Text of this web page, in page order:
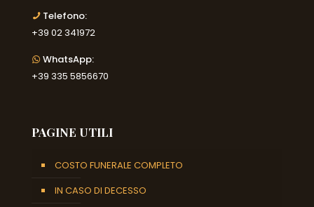
Telefono:
+39 02 341972
WhatsApp:
+39 335 5856670
PAGINE UTILI
COSTO FUNERALE COMPLETO
IN CASO DI DECESSO